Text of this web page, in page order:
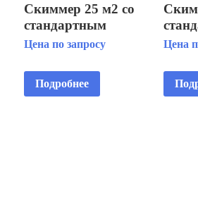
Скиммер 25 м2 со
стандартным
раструбом, с
переливом, для
пленoчных
Цена по запросу
Подробнее
AISI
Цена